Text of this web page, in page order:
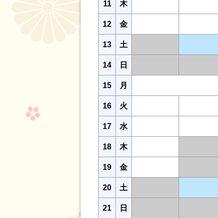
11 木
12 金
13 土
14 日
15 月
16 火
17 水
18 木
19 金
20 土
21 日